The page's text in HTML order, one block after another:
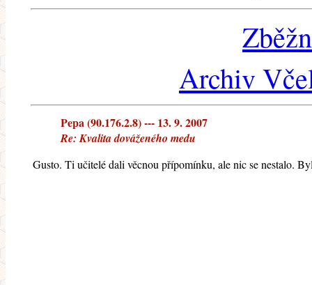
Archiv
Pepa (90.176.2.8) --- 13. 9. 2007
Re: Kvalita dováženého medu
Gusto. Ti učitelé dali věcnou přípomínku, ale nic se nestalo.